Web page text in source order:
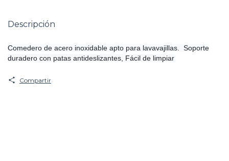
Descripción
Comedero de acero inoxidable apto para lavavajillas. Soporte
duradero con patas antideslizantes, Fácil de limpiar
Compartir